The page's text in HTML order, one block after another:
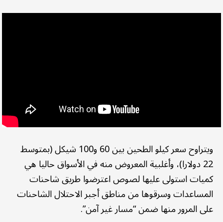
ويتراوح سعر كيلو الطحين بين 60 و100 شيكل (بمتوسط
22 دولارا)، وأغلبية المعروض منه في الأسواق حاليا هي
كميات استولى عليها لصوص اعترضوا طريق شاحنات
المساعدات وسرقوها من مناطق أجبر الاحتلال الشاحنات
على المرور منها ضمن “مسار غير آمن”.